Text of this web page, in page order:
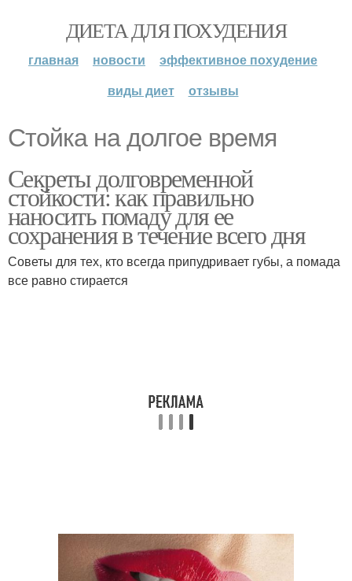
ДИЕТА ДЛЯ ПОХУДЕНИЯ
главная новости
эффективное похудение
виды диет
отзывы
Стойка на долгое время
Секреты долговременной
стойкости: как правильно
наносить помаду для ее
сохранения в течение всего дня
Советы для тех, кто всегда припудривает губы, а помада
все равно стирается